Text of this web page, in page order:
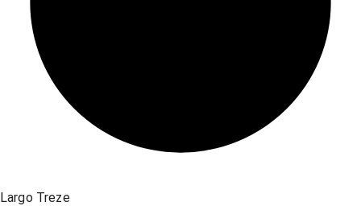
Largo Treze